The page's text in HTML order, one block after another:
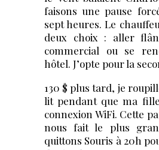
faisons une pause
sept heures. Le
deux choix : aller
commercial ou se
hôtel. J’opte pour la
130 $ plus tard, je
lit pendant que ma
connexion WiFi. Cette
nous fait le plus
quittons Souris à 20h